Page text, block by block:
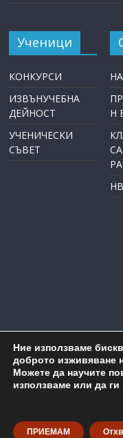
Ученици
КОНКУРСИ
ИЗВЪНУЧЕБНА
ДЕЙНОСТ
УЧЕНИЧЕСКИ
СЪВЕТ
Н
Copyright © 2026ОУ
Ние използваме
доброто изживяване
Можете да научите
използваме или да ги
ПРИЕМАМ